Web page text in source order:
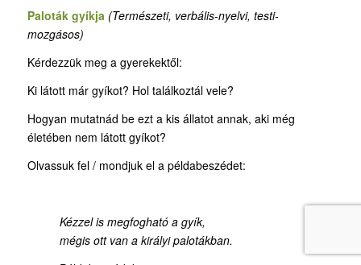
Paloták gyíkja (Természeti, verbális-nyelvi, testi-
mozgásos)
Kérdezzük meg a gyerekektől:
Ki látott már gyíkot? Hol találkoztál vele?
Hogyan mutatnád be ezt a kis állatot annak, aki még
életében nem látott gyíkot?
Olvassuk fel / mondjuk el a példabeszédet:
Kézzel is megfogható a gyík,
mégis ott van a királyi palotákban.